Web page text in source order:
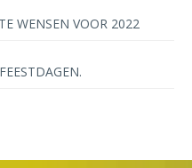
WENSEN VOOR 2022